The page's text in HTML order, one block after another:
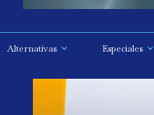
Alternativas Especiales